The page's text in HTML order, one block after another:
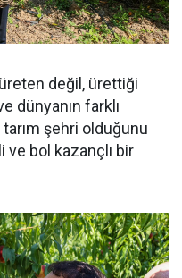
değil, ürettiği
dünyanın farklı
şehri olduğunu
bol kazançlı bir